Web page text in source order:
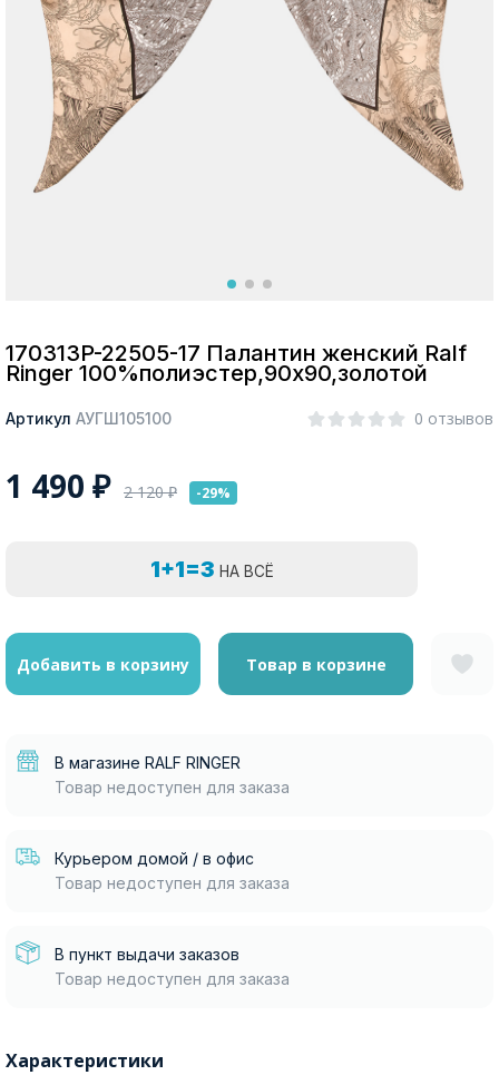
Москва
170313P-22505-17 Палантин женский Ralf
Ringer 100%полиэстер,90х90,золотой
Артикул АУГШ105100 0 отзывов
1 490 ₽ 2 120₽ -29%
1+1=3 НА ВСЁ
Добавить в корзину Товар в корзине
В магазине RALF RINGER
Товар недоступен для заказа
Курьером домой / в офис
Товар недоступен для заказа
В пункт выдачи заказов
Товар недоступен для заказа
Характеристики